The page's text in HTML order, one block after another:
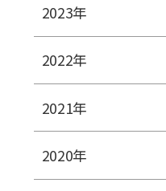
2023年
2022年
2021年
2020年